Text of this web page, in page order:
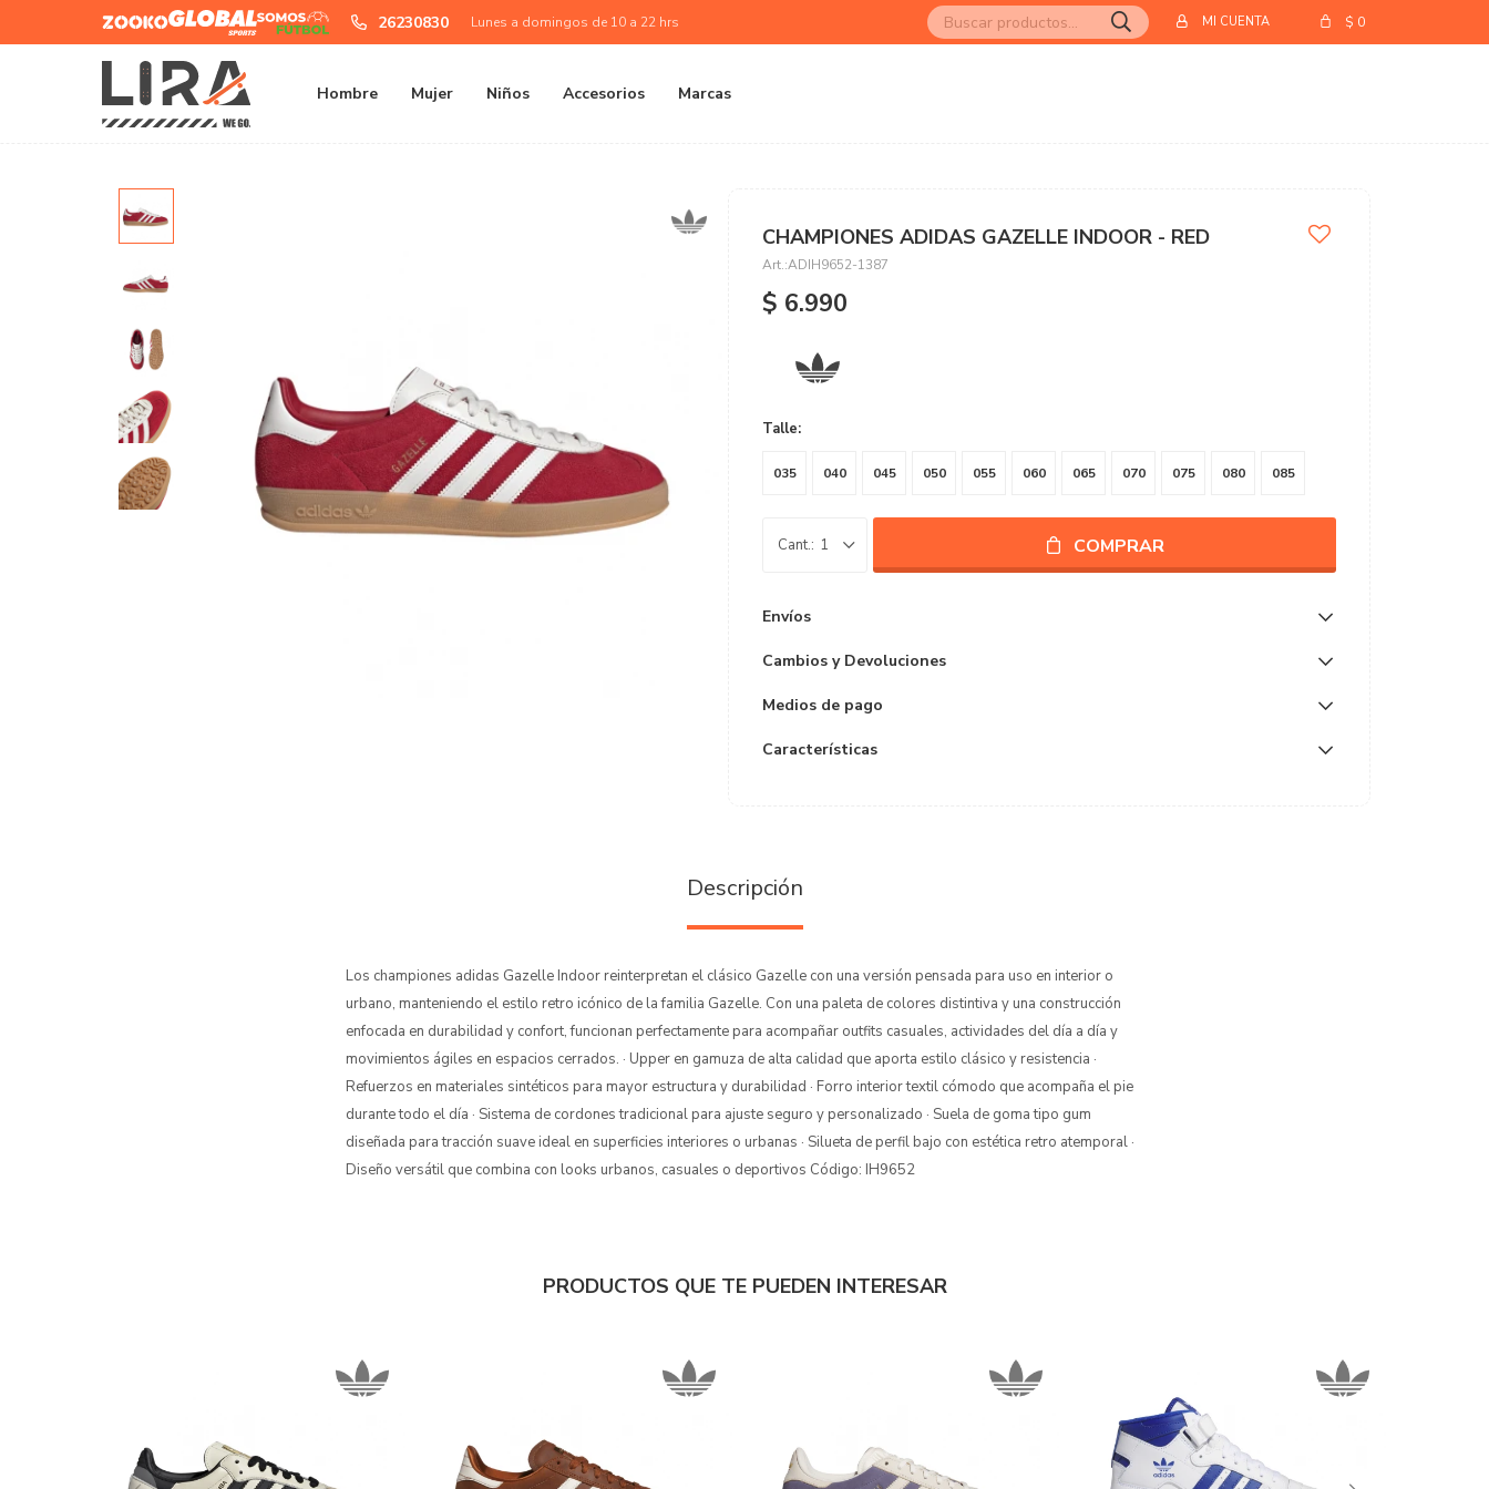
Hombre Mujer Niños Accesorios Marcas
$ 0
Futbol
26230830 Lunes a domingos de 10 a 22 hrs
CHAMPIONES ADIDAS GAZELLE INDOOR - RED
ADIH9652-1387
$ 6.990
Talle:
035 040 045 050 055 060 065 070 075 080 085
1 COMPRAR
Envíos
Cambios y Devoluciones
Medios de pago
Características
Descripción
Los championes adidas Gazelle Indoor reinterpretan el clásico Gazelle con una versión pensada para uso en interior o
urbano, manteniendo el estilo retro icónico de la familia Gazelle. Con una paleta de colores distintiva y una construcción
enfocada en durabilidad y confort, funcionan perfectamente para acompañar outfits casuales, actividades del día a día y
movimientos ágiles en espacios cerrados. · Upper en gamuza de alta calidad que aporta estilo clásico y resistencia ·
Refuerzos en materiales sintéticos para mayor estructura y durabilidad · Forro interior textil cómodo que acompaña el pie
durante todo el día · Sistema de cordones tradicional para ajuste seguro y personalizado · Suela de goma tipo gum
diseñada para tracción suave ideal en superficies interiores o urbanas · Silueta de perfil bajo con estética retro atemporal ·
Diseño versátil que combina con looks urbanos, casuales o deportivos Código: IH9652
PRODUCTOS QUE TE PUEDEN INTERESAR